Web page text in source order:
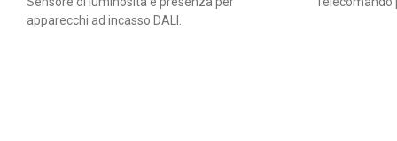
apparecchi ad incasso DALI.